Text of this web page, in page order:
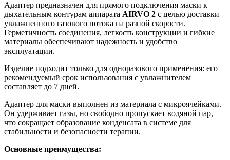
Адаптер предназначен для прямого подключения маски к
дыхательным контурам аппарата AIRVO 2 с целью доставки
увлажненного газового потока на разной скорости.
Герметичность соединения, легкость конструкции и гибкие
материалы обеспечивают надежность и удобство
эксплуатации.
Изделие подходит только для одноразового применения: его
рекомендуемый срок использования с увлажнителем
составляет до 7 дней.
Адаптер для маски выполнен из материала с микроячейками.
Он удерживает газы, но свободно пропускает водяной пар,
что сокращает образование конденсата в системе для
стабильности и безопасности терапии.
Основные преимущества: